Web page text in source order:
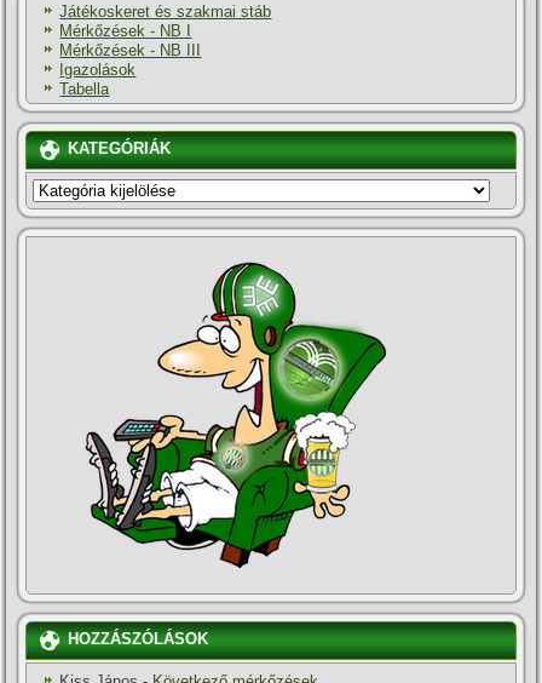
Játékoskeret és szakmai stáb
Mérkőzések - NB I
Mérkőzések - NB III
Igazolások
Tabella
KATEGÓRIÁK
KATEGÓRIÁK
HOZZÁSZÓLÁSOK